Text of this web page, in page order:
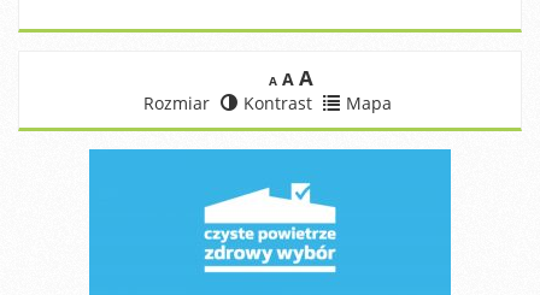
A A A
Rozmiar Kontrast Mapa